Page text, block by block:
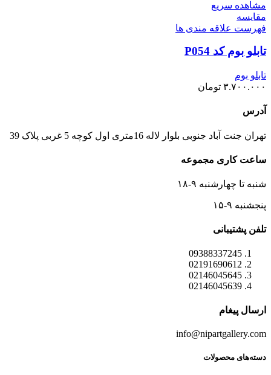
مشاهده سریع
مقایسه
فهرست علاقه مندی ها
تابلو بوم کد P054
تابلو بوم
۳.۷۰۰.۰۰۰ تومان
آدرس
تهران جنت آباد جنوبی بلوار لاله 16متری اول کوچه 5 غربی پلاک 39
ساعت کاری مجموعه
شنبه تا چهارشنبه ۹-۱۸
پنجشنبه ۹-۱۵
تلفن پشتیبانی
09388337245
02191690612
02146045645
02146045639
ارسال پیغام
info@nipartgallery.com
دسته‌های محصولات